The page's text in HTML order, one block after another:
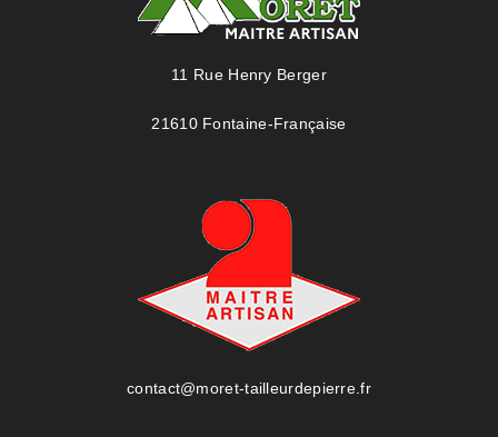
11 Rue Henry Berger
21610 Fontaine-Française
contact@moret-tailleurdepierre.fr